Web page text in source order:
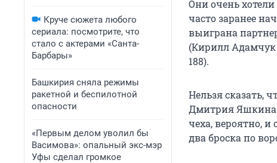
Круче сюжета любого
сериала: посмотрите, что
стало с актерами «Санта-
Барбары»
Башкирия сняла режимы
ракетной и беспилотной
опасности
«Первым делом уволил бы
Васимова»: опальный экс-мэр
Уфы сделал громкое
Они очень хотели
часто заранее
выиграна
(Кирилл Адамчук
188).
Нельзя сказать,
Дмитрия Яшкина
чеха, вероятно, и
два броска по